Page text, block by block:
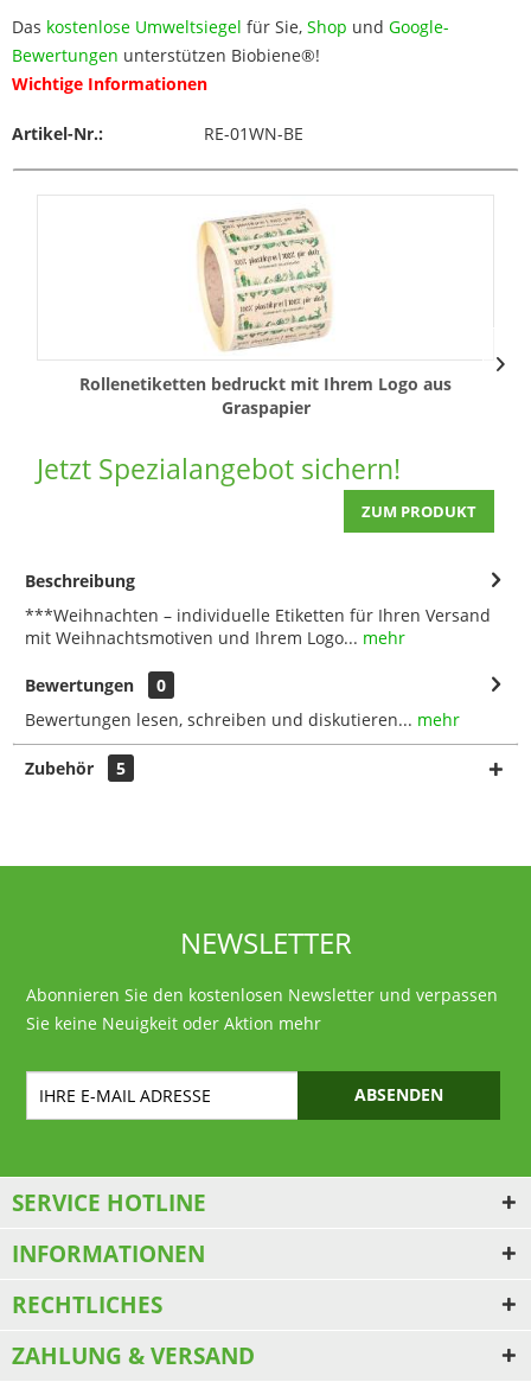
Das kostenlose Umweltsiegel für Sie, Shop und Google-
Bewertungen unterstützen Biobiene®!
Wichtige Informationen
Artikel-Nr.: RE-01WN-BE
Rollenetiketten bedruckt mit Ihrem Logo aus
Graspapier
Jetzt Spezialangebot sichern!
ZUM PRODUKT
Beschreibung
***Weihnachten – individuelle Etiketten für Ihren Versand
mit Weihnachtsmotiven und Ihrem Logo... mehr
Bewertungen
0
Bewertungen lesen, schreiben und diskutieren... mehr
Zubehör 5
NEWSLETTER
Abonnieren Sie den kostenlosen Newsletter und verpassen
Sie keine Neuigkeit oder Aktion mehr
ABSENDEN
SERVICE HOTLINE
INFORMATIONEN
RECHTLICHES
ZAHLUNG & VERSAND